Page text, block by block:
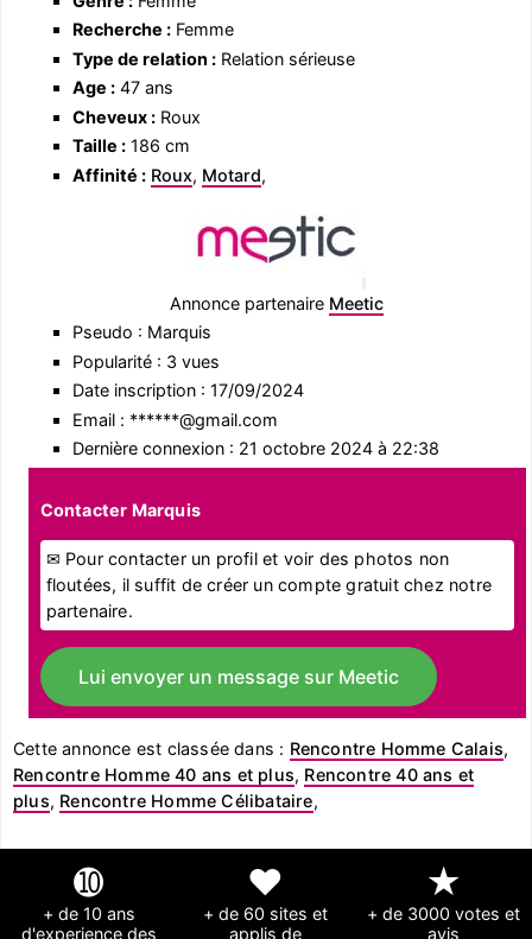
Recherche :Femme
Type de relation :Relation sérieuse
Age :47 ans
Cheveux :Roux
Taille :186 cm
Affinité : Roux, Motard,
Annonce partenaire Meetic
Pseudo : Marquis
Popularité : 3 vues
Date inscription : 17/09/2024
Email : ******@gmail.com
Dernière connexion : 21 octobre 2024 à 22:38
Contacter Marquis
✉ Pour contacter un profil et voir des photos non
floutées, il suffit de créer un compte gratuit chez notre
partenaire.
Lui envoyer un message sur Meetic
Cette annonce est classée dans : Rencontre Homme Calais,
Rencontre Homme 40 ans et plus, Rencontre 40 ans et
plus, Rencontre Homme Célibataire,
➓
+ de 10 ans
d'experience des
❤
+ de 60 sites et
applis de
★
+ de 3000 votes et
avis